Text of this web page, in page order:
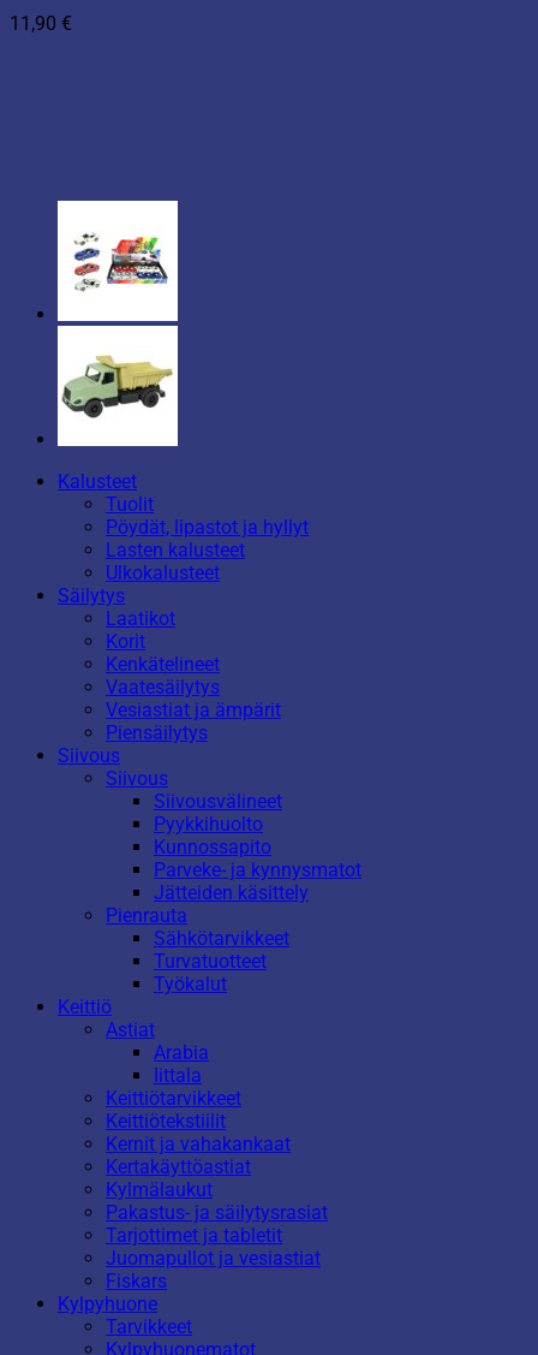
11,90 €
Kalusteet
Tuolit
Pöydät, lipastot ja hyllyt
Lasten kalusteet
Ulkokalusteet
Säilytys
Laatikot
Korit
Kenkätelineet
Vaatesäilytys
Vesiastiat ja ämpärit
Piensäilytys
Siivous
Siivous
Siivousvälineet
Pyykkihuolto
Kunnossapito
Parveke- ja kynnysmatot
Jätteiden käsittely
Pienrauta
Sähkötarvikkeet
Turvatuotteet
Työkalut
Keittiö
Astiat
Arabia
Iittala
Keittiötarvikkeet
Keittiötekstiilit
Kernit ja vahakankaat
Kertakäyttöastiat
Kylmälaukut
Pakastus- ja säilytysrasiat
Tarjottimet ja tabletit
Juomapullot ja vesiastiat
Fiskars
Kylpyhuone
Tarvikkeet
Kylpyhuonematot